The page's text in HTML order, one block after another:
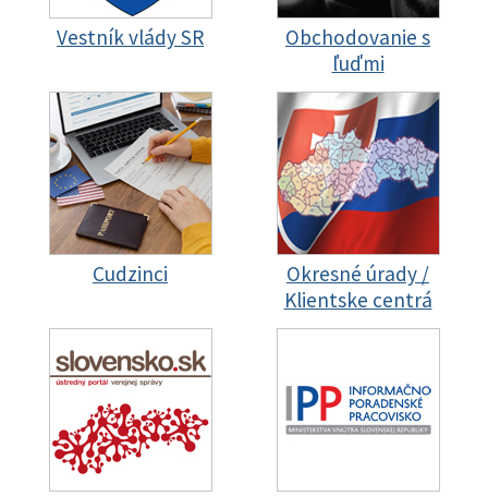
Vestník vlády SR
Obchodovanie s
ľuďmi
Cudzinci
Okresné úrady /
Klientske centrá